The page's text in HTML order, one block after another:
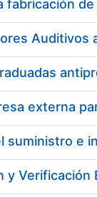
fabricación de
suministro e